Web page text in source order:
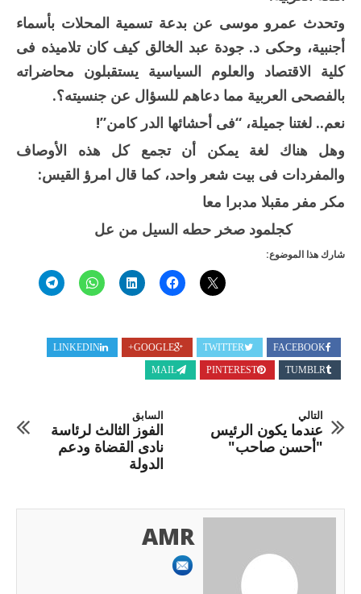
وتحدث عمرو موسى عن بدعة تسمية المحلات بأسماء
أجنبية، وحكى د. جودة عبد الخالق كيف كان تلاميذه فى
كلية الاقتصاد والعلوم السياسية يستقبلون محاضراته
بالفصحى العربية مما دعاهم للسؤال عن جنسيته؟.
نعم.. لغتنا جميلة، “فى أحشائها الدر كامن”!
وهل هناك لغة يمكن أن تجمع كل هذه الأوصاف
والمفردات فى بيت شعر واحد، كما قال امرؤ القيس:
مكر مفر مقبلا مدبرا معا
كجلمود صخر حطه السيل من عل
شارك هذا الموضوع:
FACEBOOK
TWITTER
GOOGLE+
LINKEDIN
TUMBLR
PINTEREST
MAIL
السابق
الفوز الثالث لرئاسة
نادى القضاة ودعم
الدولة
التالي
عندما يكون الرئيس
"أحسن صاحب"
AMR